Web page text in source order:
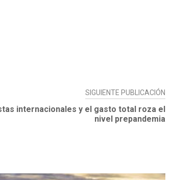
SIGUIENTE PUBLICACIÓN
internacionales y el gasto total roza el
nivel prepandemia